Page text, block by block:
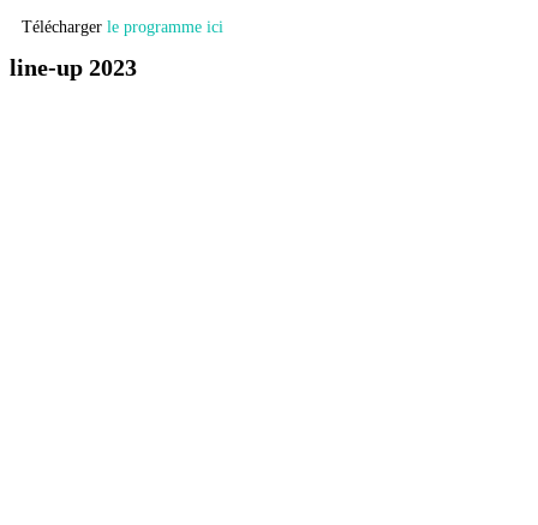
Télécharger le programme ici
line-up 2023